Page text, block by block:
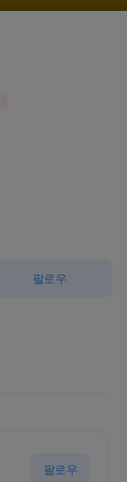
팔로우
팔로우